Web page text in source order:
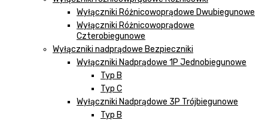
Wyłączniki Różnicowoprądowe Dwubiegunowe
Wyłączniki Różnicowoprądowe
Czterobiegunowe
Wyłączniki nadprądowe Bezpieczniki
Wyłączniki Nadprądowe 1P Jednobiegunowe
Typ B
Typ C
Wyłączniki Nadprądowe 3P Trójbiegunowe
Typ B